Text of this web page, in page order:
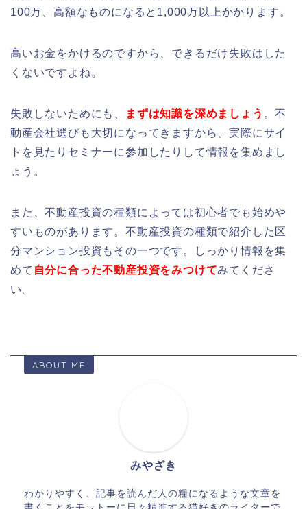
100万、高額なものになると1,000万以上かかります。
高いお金をかけるのですから、できるだけ失敗はした
くないですよね。
失敗しないためにも、 まずは知識を深めましょう 。不
動産会社選びも大切になってきますから、実際にサイ
トを見たりセミナーに参加したりして情報を集めまし
ょう。
また、不動産投資の種類によっては初心者でも始めや
すいものがあります。不動産投資の種類で紹介した区
分マンション投資もその一つです。しっかり情報を集
めて 自分に合った不動産投資をみつけてみてくださ
い。
ABOUT ME
みやざき
わかりやすく、記事を読んだ人の糧になるような文章を